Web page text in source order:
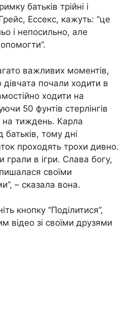
батьків трійні і
Ессекс, кажуть: “це
і непосильно, але
важливих моментів,
почали ходити в
ходити на
50 фунтів стерлінгів
на тиждень. Карла
батьків, тому дні
проходять трохи дивно.
грали в ігри. Слава богу,
своїми
– сказала вона.
кнопку “Поділитися”,
відео зі своїми друзями